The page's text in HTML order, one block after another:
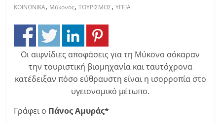
ΚΟΙΝΩΝΙΚΑ, Μύκονος,ΤΟΥΡΙΣΜΟΣ,ΥΓΕΙΑ
Οι αιφνίδιες αποφάσεις για τη Μύκονο σόκαραν
την τουριστική βιομηχανία και ταυτόχρονα
κατέδειξαν πόσο εύθραυστη είναι η ισορροπία στο
υγειονομικό μέτωπο.
Γράφει ο Πάνος Αμυράς*